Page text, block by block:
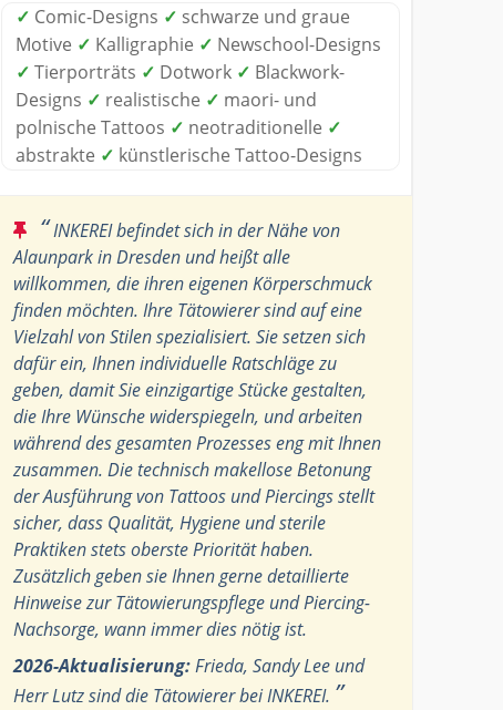
✓ Comic-Designs ✓ schwarze und graue
Motive ✓ Kalligraphie ✓ Newschool-Designs
✓ Tierporträts ✓ Dotwork ✓ Blackwork-
Designs ✓ realistische ✓ maori- und
polnische Tattoos ✓ neotraditionelle ✓
abstrakte ✓ künstlerische Tattoo-Designs
“INKEREI befindet sich in der Nähe von
Alaunpark in Dresden und heißt alle
willkommen, die ihren eigenen Körperschmuck
finden möchten. Ihre Tätowierer sind auf eine
Vielzahl von Stilen spezialisiert. Sie setzen sich
dafür ein, Ihnen individuelle Ratschläge zu
geben, damit Sie einzigartige Stücke gestalten,
die Ihre Wünsche widerspiegeln, und arbeiten
während des gesamten Prozesses eng mit Ihnen
zusammen. Die technisch makellose Betonung
der Ausführung von Tattoos und Piercings stellt
sicher, dass Qualität, Hygiene und sterile
Praktiken stets oberste Priorität haben.
Zusätzlich geben sie Ihnen gerne detaillierte
Hinweise zur Tätowierungspflege und Piercing-
Nachsorge, wann immer dies nötig ist.
2026-Aktualisierung:Frieda, Sandy Lee und
Herr Lutz sind die Tätowierer bei INKEREI. ”